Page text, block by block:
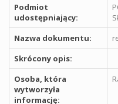
Podmiot
udostępniający:
Nazwa dokumentu:
Skrócony opis:
Osoba, która
wytworzyła
informację: